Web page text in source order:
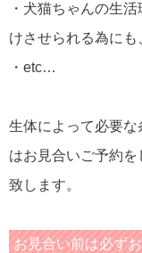
・犬猫ちゃんの生
けさせられる為にも
・etc…
生体によって必要な
はお見合いご予約
致します。
お見合い前は必ず